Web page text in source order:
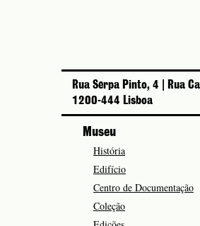
Rua Serpa Pinto, 4 | Rua
1200-444 Lisboa
Museu
História
Edifício
Centro de Documentação
Coleção